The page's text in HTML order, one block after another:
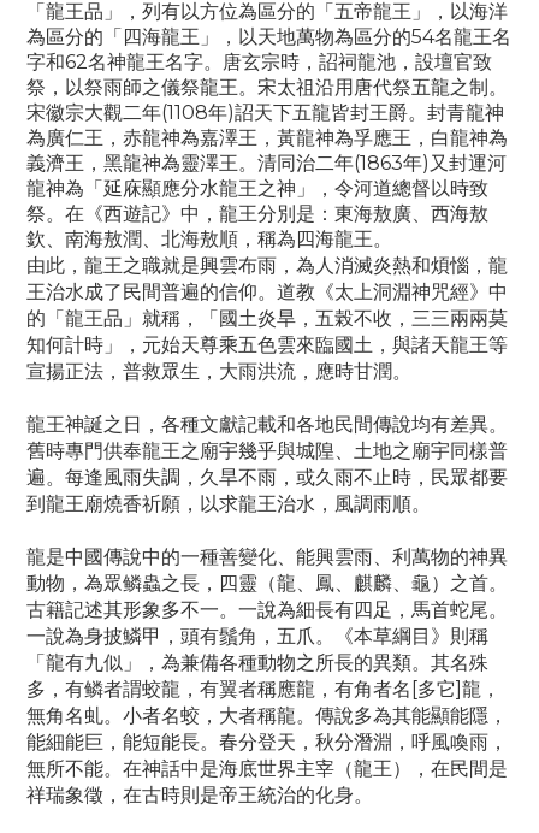
「龍王品」，列有以方位為區分的「五帝龍王」，以海洋
為區分的「四海龍王」，以天地萬物為區分的54名龍王名
字和62名神龍王名字。唐玄宗時，詔祠龍池，設壇官致
祭，以祭雨師之儀祭龍王。宋太祖沿用唐代祭五龍之制。
宋徽宗大觀二年(1108年)詔天下五龍皆封王爵。封青龍神
為廣仁王，赤龍神為嘉澤王，黃龍神為孚應王，白龍神為
義濟王，黑龍神為靈澤王。清同治二年(1863年)又封運河
龍神為「延庥顯應分水龍王之神」，令河道總督以時致
祭。在《西遊記》中，龍王分別是：東海敖廣、西海敖
欽、南海敖潤、北海敖順，稱為四海龍王。
由此，龍王之職就是興雲布雨，為人消滅炎熱和煩惱，龍
王治水成了民間普遍的信仰。道教《太上洞淵神咒經》中
的「龍王品」就稱，「國土炎旱，五榖不收，三三兩兩莫
知何計時」，元始天尊乘五色雲來臨國土，與諸天龍王等
宣揚正法，普救眾生，大雨洪流，應時甘潤。
龍王神誕之日，各種文獻記載和各地民間傳說均有差異。
舊時專門供奉龍王之廟宇幾乎與城隍、土地之廟宇同樣普
遍。每逢風雨失調，久旱不雨，或久雨不止時，民眾都要
到龍王廟燒香祈願，以求龍王治水，風調雨順。
龍是中國傳說中的一種善變化、能興雲雨、利萬物的神異
動物，為眾鳞蟲之長，四靈（龍、鳳、麒麟、龜）之首。
古籍記述其形象多不一。一說為細長有四足，馬首蛇尾。
一說為身披鱗甲，頭有鬚角，五爪。《本草綱目》則稱
「龍有九似」，為兼備各種動物之所長的異類。其名殊
多，有鳞者謂蛟龍，有翼者稱應龍，有角者名[多它]龍，
無角名虬。小者名蛟，大者稱龍。傳說多為其能顯能隱，
能細能巨，能短能長。春分登天，秋分潛淵，呼風喚雨，
無所不能。在神話中是海底世界主宰（龍王），在民間是
祥瑞象徵，在古時則是帝王統治的化身。